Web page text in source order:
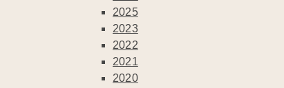
2025
2023
2022
2021
2020